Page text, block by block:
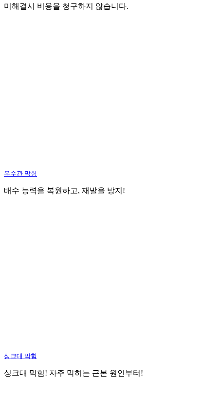
미해결시 비용을 청구하지 않습니다.
우수관 막힘
배수 능력을 복원하고, 재발을 방지!
싱크대 막힘
싱크대 막힘! 자주 막히는 근본 원인부터!